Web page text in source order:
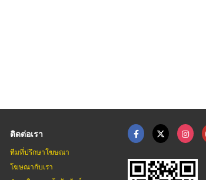
ติดต่อเรา
ทีมที่ปรึกษาโฆษณา
โฆษณากับเรา